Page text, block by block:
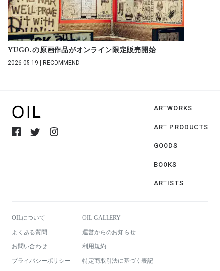
YUGO.の原画作品がオンライン限定販売開始
2026-05-19 | RECOMMEND
ARTWORKS
ART PRODUCTS
GOODS
BOOKS
ARTISTS
OILについて OIL GALLERY
よくある質問 運営からのお知らせ
お問い合わせ 利用規約
プライバシーポリシー 特定商取引法に基づく表記